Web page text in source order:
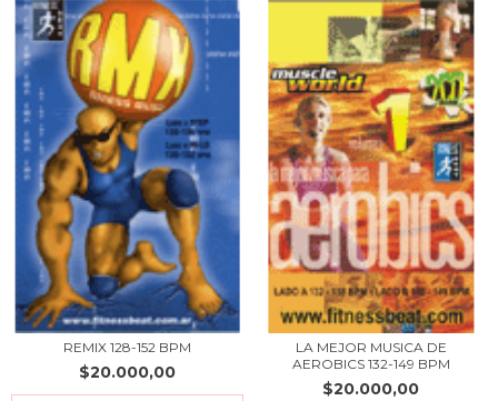
REMIX 128-152 BPM
$20.000,00
LA MEJOR MUSICA DE
AEROBICS 132-149 BPM
$20.000,00